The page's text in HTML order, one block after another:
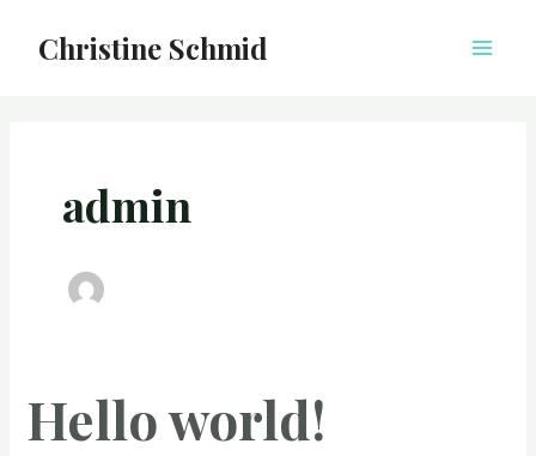
InhaltChristine Schmid
admin
Hello world!
Hello
world!